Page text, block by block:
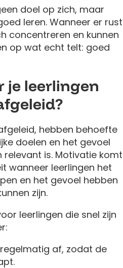
doel op zich, maar
leren. Wanneer er rust
concentreren en kunnen
op wat echt telt: goed
je leerlingen
hebben behoefte
doelen en het gevoel
is. Motivatie komt
wanneer leerlingen het
en het gevoel hebben
zijn.
leerlingen die snel zijn
af, zodat de